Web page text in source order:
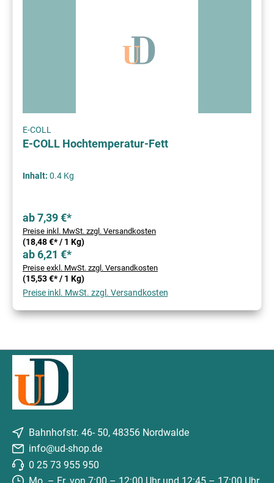
E-COLL
E-COLL Hochtemperatur-Fett
Inhalt: 0.4 Kg
ab 7,39 €*
Preise inkl. MwSt. zzgl. Versandkosten
(18,48 €* / 1 Kg)
ab 6,21 €*
Preise exkl. MwSt. zzgl. Versandkosten
(15,53 €* / 1 Kg)
Preise inkl. MwSt. zzgl. Versandkosten
Bahnhofstr. 46- 50, 48356 Nordwalde
info@ud-shop.de
0 25 73 955 950